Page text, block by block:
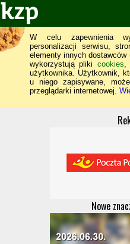
W celu zapewnienia
personalizacji serwisu,
elementy innych
wykorzystują pliki cookies,
użytkownika. Użytkownik,
u niego zapisywane,
przeglądarki internetowej.
Nowe